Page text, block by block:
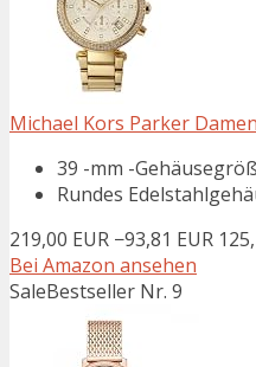
Michael Kors Parker
39 -mm -
Rundes
219,00 EUR −93,81 EUR
Bei Amazon ansehen
SaleBestseller Nr. 9